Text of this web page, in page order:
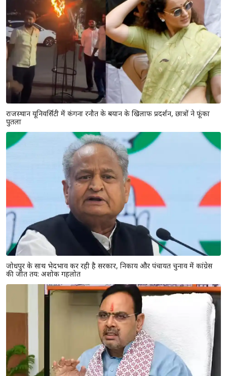
राजस्थान यूनिवर्सिटी में कंगना रनौत के बयान के खिलाफ प्रदर्शन, छात्रों ने फूंका
पुतला
जोधपुर के साथ भेदभाव कर रही है सरकार, निकाय और पंचायत चुनाव में कांग्रेस
की जीत तय: अशोक गहलोत